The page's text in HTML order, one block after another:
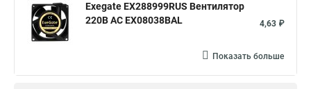
Exegate EX288999RUS Вентилятор
220В AC EX08038BAL
4,63 ₽
Показать больше